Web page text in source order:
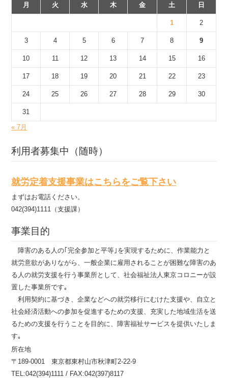
月
火 水 木 金 土 日
1 2
3 4 5 6 7 8 9
10 11 12 13 14 15 16
17 18 19 20 21 22 23
24 25 26 27 28 29 30
31
« 7月
利用者募集中（随時）
就労定着支援事業はこちらをご覧下さい
まずはお電話ください。
042(394)1111（支援課）
事業目的
障害のある人の｢完全参加と平等｣を実現するために、作業能力と
就労意欲がありながら、一般企業に雇用されることが困難な障害のあ
る人の就労支援を行う事業所として、社会福祉法人東京コロニーが設
置した事業所です｡
利用契約に基づき、企業などへの就労移行にむけた支援や、自立と
社会経済活動への参加を促進するための支援、充実した地域生活を送
るための支援を行うことを目的に、障害福祉サービスを提供いたしま
す｡
所在地
〒189-0001 東京都東村山市秋津町2-22-9
TEL:042(394)1111 / FAX:042(397)8117